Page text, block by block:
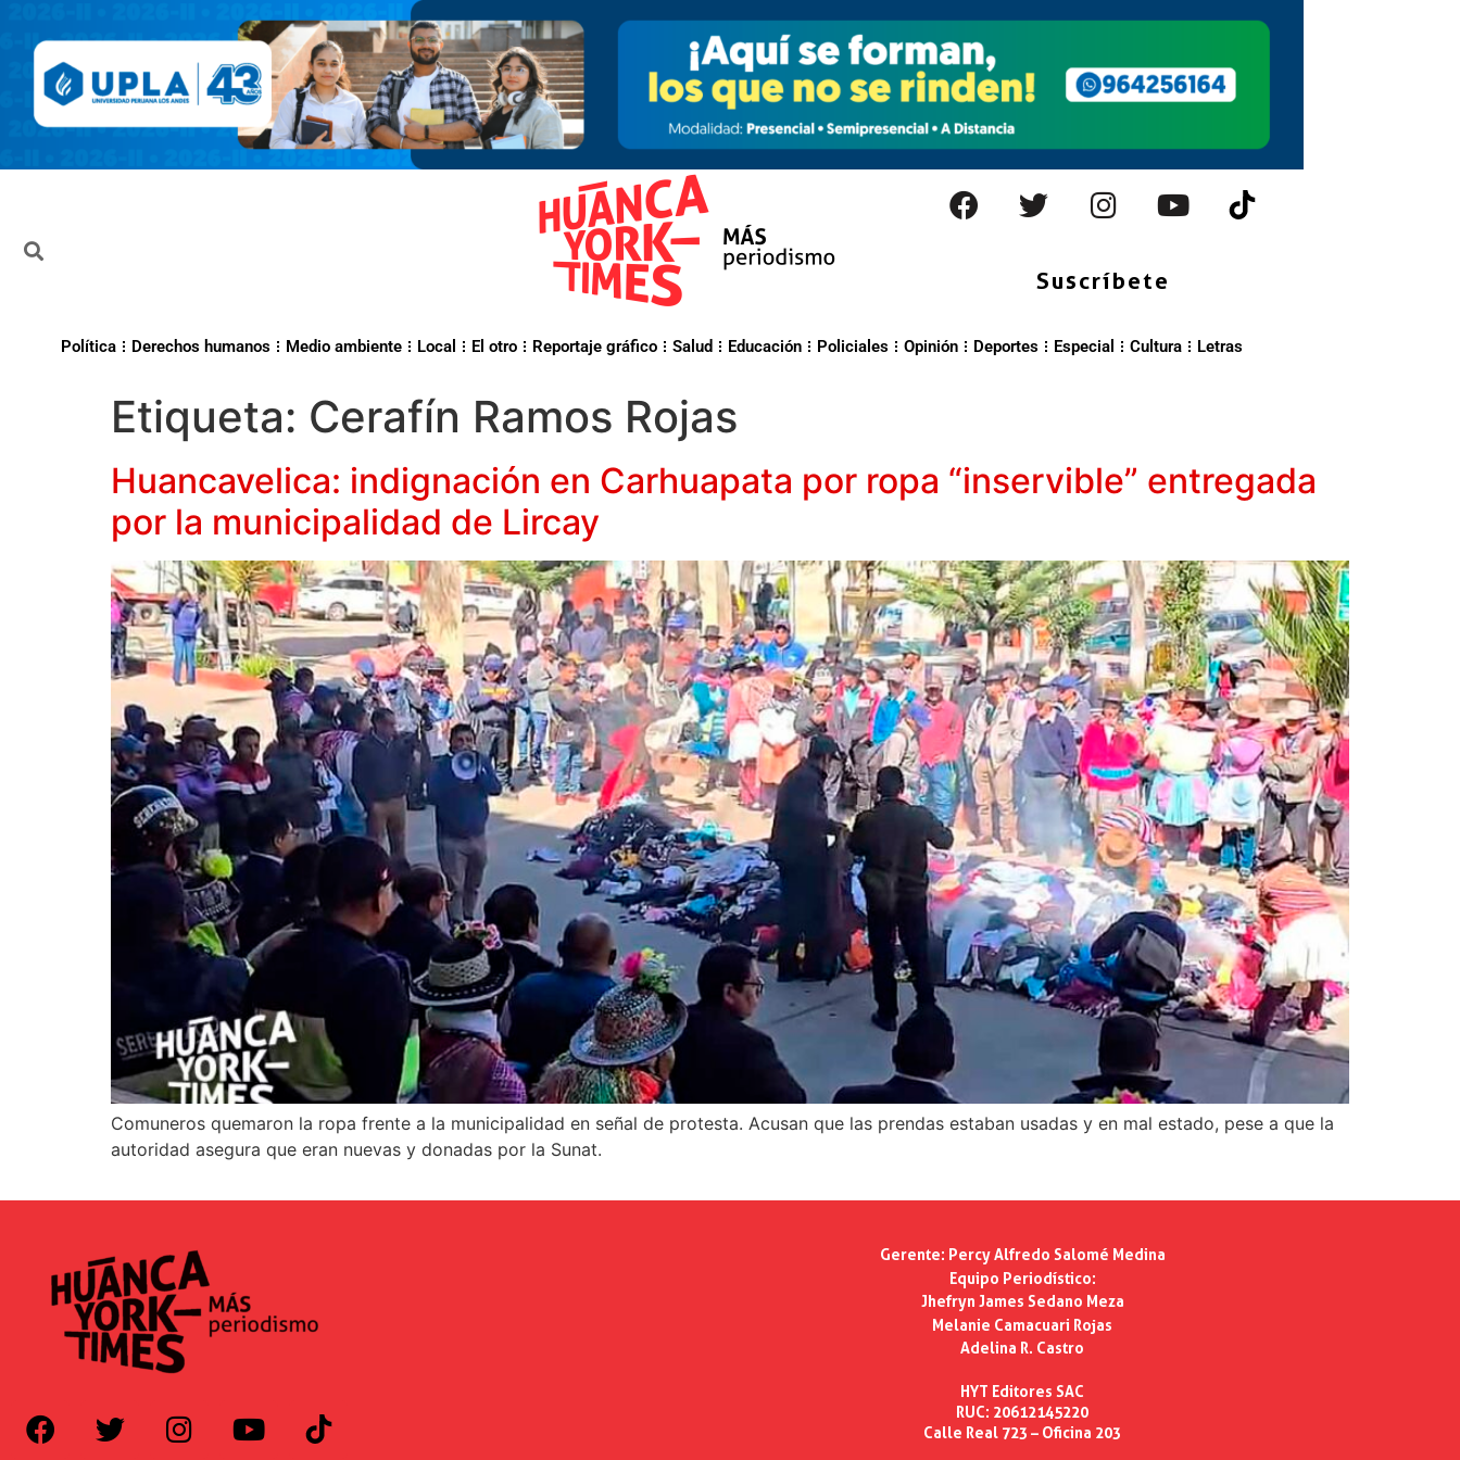
Suscríbete
Política Derechos humanos Medio ambiente Local El otro Reportaje gráfico Salud Educación Policiales Opinión Deportes Especial Cultura Letras
Etiqueta: Cerafín Ramos Rojas
Huancavelica: indignación en Carhuapata por ropa “inservible” entregada
por la municipalidad de Lircay
Comuneros quemaron la ropa frente a la municipalidad en señal de protesta. Acusan que las prendas estaban usadas y en mal estado, pese a que la
autoridad asegura que eran nuevas y donadas por la Sunat.
Gerente: Percy Alfredo Salomé Medina
Equipo Periodístico:
Jhefryn James Sedano Meza
Melanie Camacuari Rojas
Adelina R. Castro
HYT Editores SAC
RUC: 20612145220
Calle Real 723 – Oficina 203